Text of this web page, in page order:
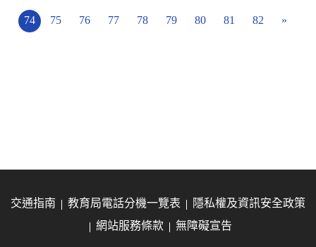
74 75 76 77 78 79 80 81 82 »
交通指南 教育局電話分機一覽表
隱私權及資訊安全政策
網站服務條款
無障礙宣告